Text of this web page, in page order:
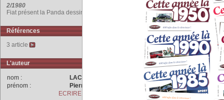
2/1980
Fiat présent la Panda dessinée par Ital Design.
Références
3 article
L'auteur
nom :
LACHET
prénom :
Pierre
ECRIRE A L'AUTEUR
carrière en 2003. 4 491
Très appréciée, laPanda
Steyr-Puch fera le
terrain.
COMMENTAIRES